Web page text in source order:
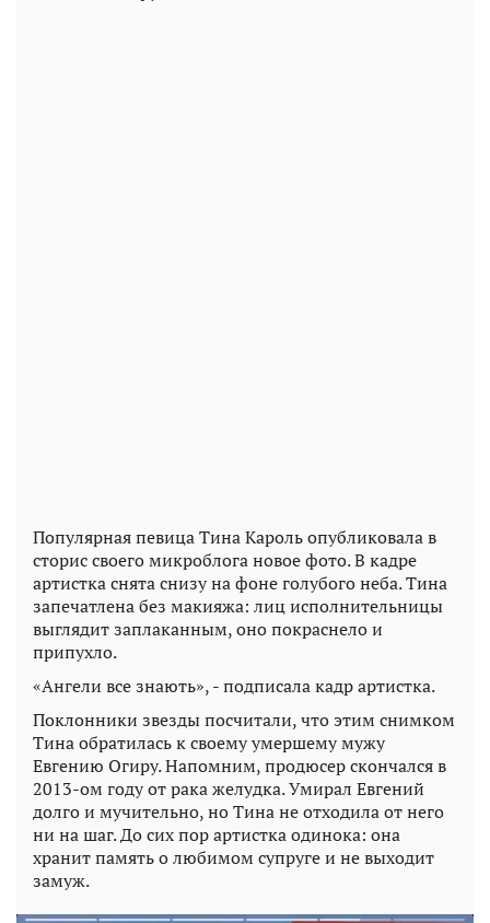
Популярная певица Тина Кароль опубликовала в
сторис своего микроблога новое фото. В кадре
артистка снята снизу на фоне голубого неба. Тина
запечатлена без макияжа: лиц исполнительницы
выглядит заплаканным, оно покраснело и
припухло.
«Ангели все знають», - подписала кадр артистка.
Поклонники звезды посчитали, что этим снимком
Тина обратилась к своему умершему мужу
Евгению Огиру. Напомним, продюсер скончался в
2013-ом году от рака желудка. Умирал Евгений
долго и мучительно, но Тина не отходила от него
ни на шаг. До сих пор артистка одинока: она
хранит память о любимом супруге и не выходит
замуж.